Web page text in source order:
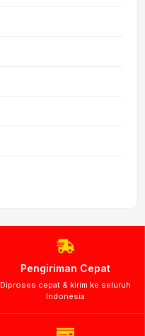
Pengiriman Cepat
Diproses cepat & kirim ke seluruh
Indonesia